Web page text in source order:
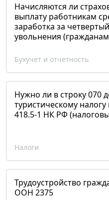
Начисляются ли
выплату работникам
заработка за
увольнения
Бухучет и отчетность
Нужно ли в строку 070
туристическому
418.5-1 НК РФ
Налоги
Трудоустройство
ООН 2375